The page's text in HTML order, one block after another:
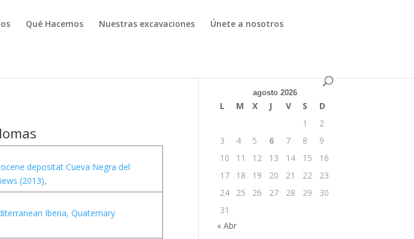
Qué Hacemos Nuestras excavaciones Únete a nosotros
depositat Cueva Negra del
(2013),
Iberia, Quaternary
agosto 2026
L M X J V S
D
1
2
3
4 5 6 7 8
9
10
11 12 13 14 15
16
17
18 19 20 21 22
23
24
25 26 27 28 29
30
31
« Abr